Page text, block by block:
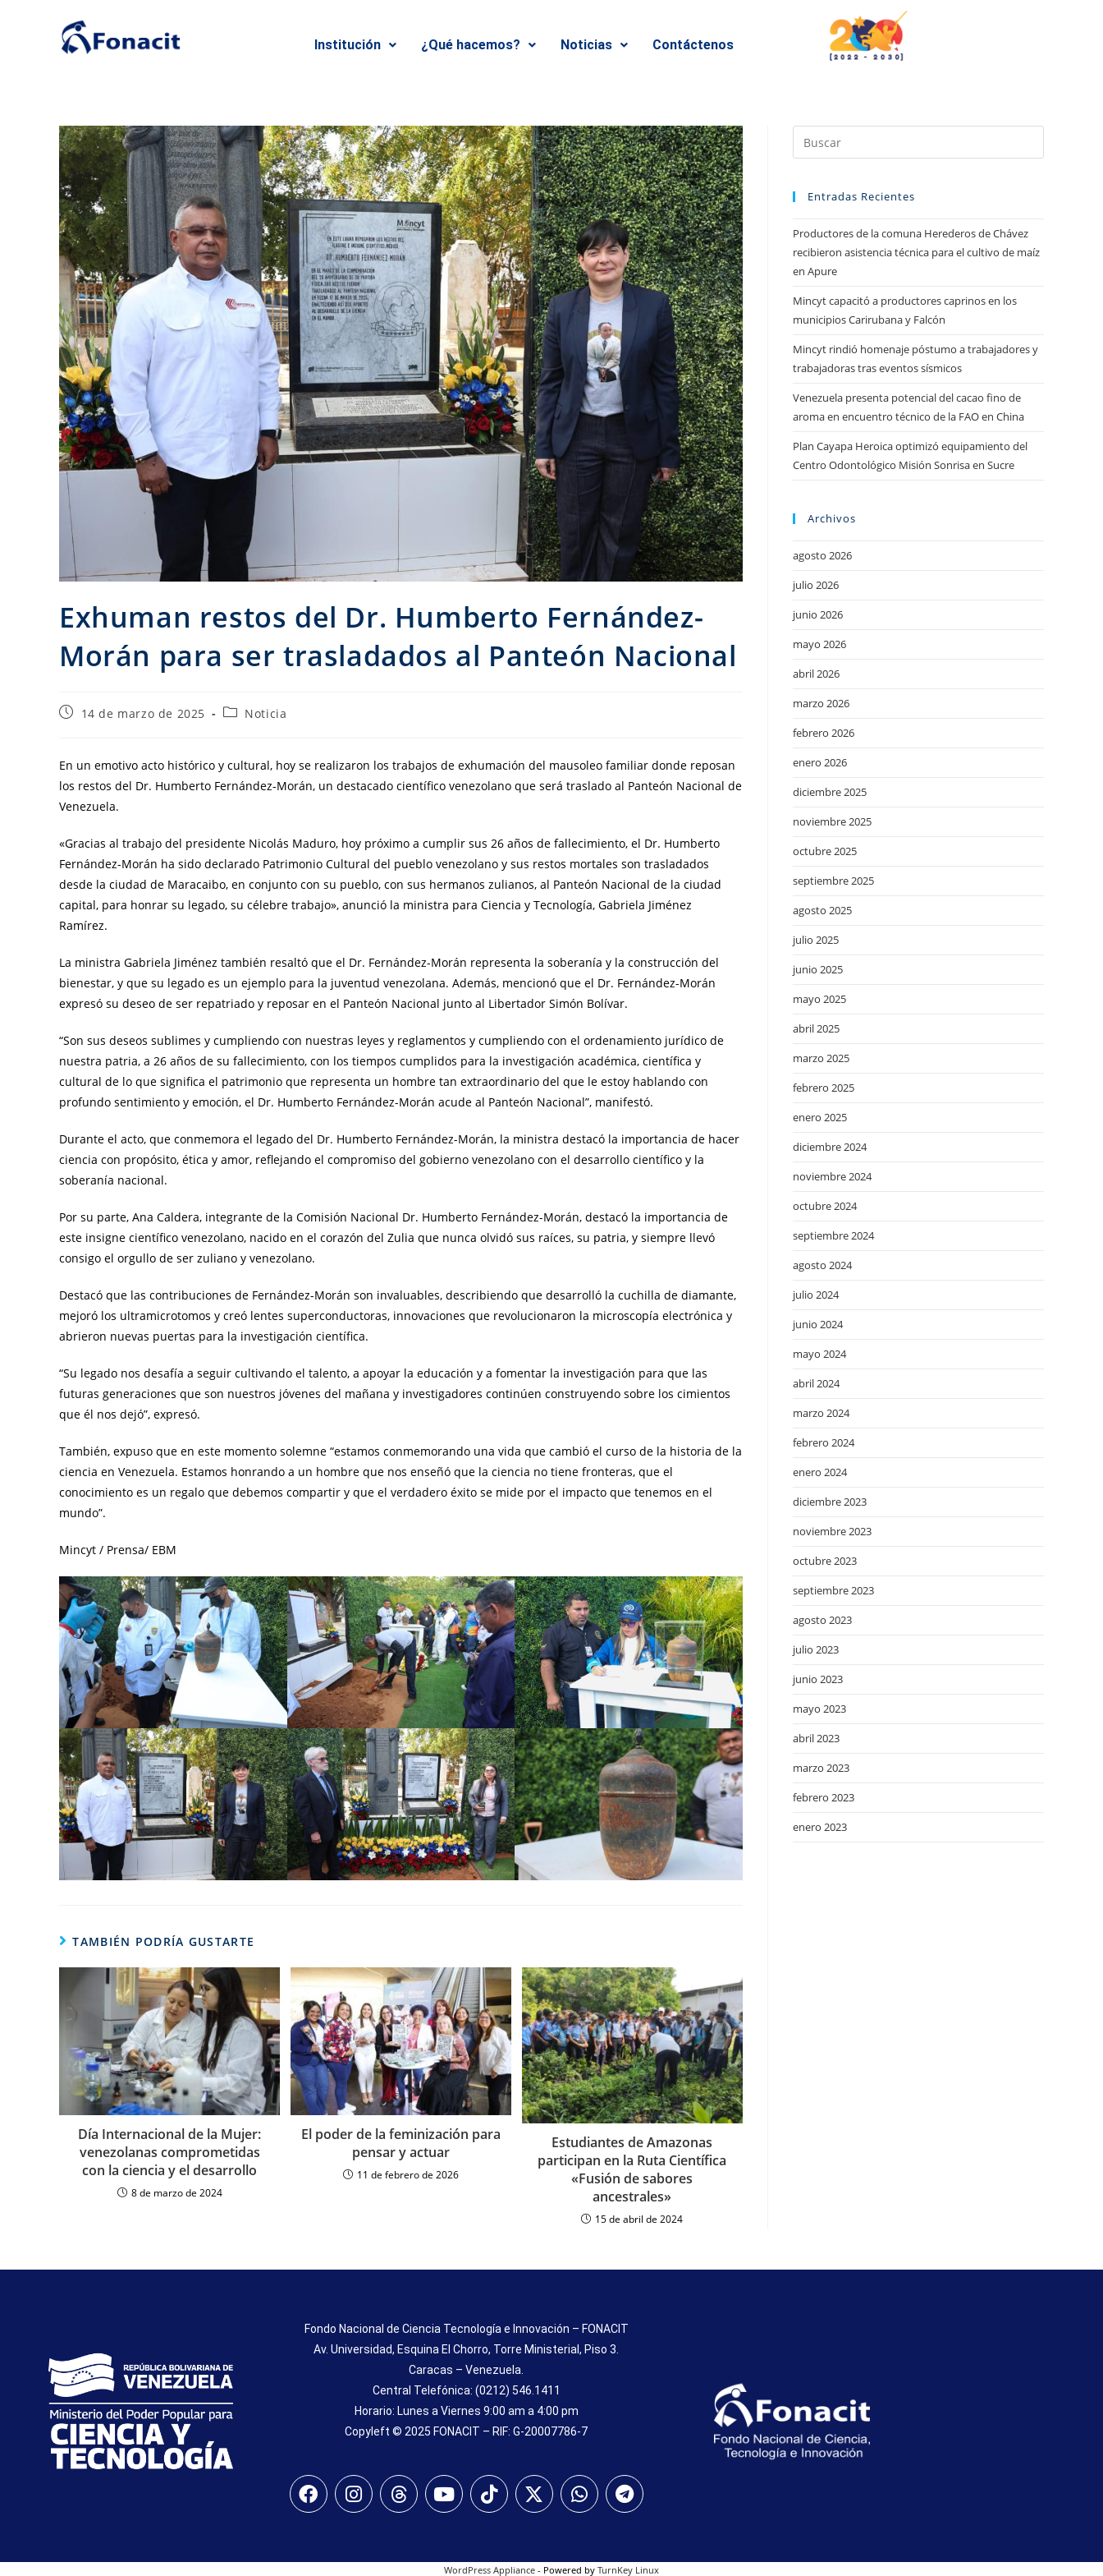
Institución ¿Qué hacemos? Noticias Contáctenos
Exhuman restos del Dr. Humberto Fernández-
Morán para ser trasladados al Panteón Nacional
14 de marzo de 2025 Noticia
En un emotivo acto histórico y cultural, hoy se realizaron los trabajos de exhumación del mausoleo familiar donde reposan
los restos del Dr. Humberto Fernández-Morán, un destacado científico venezolano que será traslado al Panteón Nacional de
Venezuela.
«Gracias al trabajo del presidente Nicolás Maduro, hoy próximo a cumplir sus 26 años de fallecimiento, el Dr. Humberto
Fernández-Morán ha sido declarado Patrimonio Cultural del pueblo venezolano y sus restos mortales son trasladados
desde la ciudad de Maracaibo, en conjunto con su pueblo, con sus hermanos zulianos, al Panteón Nacional de la ciudad
capital, para honrar su legado, su célebre trabajo», anunció la ministra para Ciencia y Tecnología, Gabriela Jiménez
Ramírez.
La ministra Gabriela Jiménez también resaltó que el Dr. Fernández-Morán representa la soberanía y la construcción del
bienestar, y que su legado es un ejemplo para la juventud venezolana. Además, mencionó que el Dr. Fernández-Morán
expresó su deseo de ser repatriado y reposar en el Panteón Nacional junto al Libertador Simón Bolívar.
“Son sus deseos sublimes y cumpliendo con nuestras leyes y reglamentos y cumpliendo con el ordenamiento jurídico de
nuestra patria, a 26 años de su fallecimiento, con los tiempos cumplidos para la investigación académica, científica y
cultural de lo que significa el patrimonio que representa un hombre tan extraordinario del que le estoy hablando con
profundo sentimiento y emoción, el Dr. Humberto Fernández-Morán acude al Panteón Nacional”, manifestó.
Durante el acto, que conmemora el legado del Dr. Humberto Fernández-Morán, la ministra destacó la importancia de hacer
ciencia con propósito, ética y amor, reflejando el compromiso del gobierno venezolano con el desarrollo científico y la
soberanía nacional.
Por su parte, Ana Caldera, integrante de la Comisión Nacional Dr. Humberto Fernández-Morán, destacó la importancia de
este insigne científico venezolano, nacido en el corazón del Zulia que nunca olvidó sus raíces, su patria, y siempre llevó
consigo el orgullo de ser zuliano y venezolano.
Destacó que las contribuciones de Fernández-Morán son invaluables, describiendo que desarrolló la cuchilla de diamante,
mejoró los ultramicrotomos y creó lentes superconductoras, innovaciones que revolucionaron la microscopía electrónica y
abrieron nuevas puertas para la investigación científica.
“Su legado nos desafía a seguir cultivando el talento, a apoyar la educación y a fomentar la investigación para que las
futuras generaciones que son nuestros jóvenes del mañana y investigadores continúen construyendo sobre los cimientos
que él nos dejó”, expresó.
También, expuso que en este momento solemne “estamos conmemorando una vida que cambió el curso de la historia de la
ciencia en Venezuela. Estamos honrando a un hombre que nos enseñó que la ciencia no tiene fronteras, que el
conocimiento es un regalo que debemos compartir y que el verdadero éxito se mide por el impacto que tenemos en el
mundo”.
Mincyt / Prensa/ EBM
TAMBIÉN PODRÍA GUSTARTE
Día Internacional de la Mujer:
venezolanas comprometidas
con la ciencia y el desarrollo
8 de marzo de 2024
El poder de la feminización para
pensar y actuar
11 de febrero de 2026
Estudiantes de Amazonas
participan en la Ruta Científica
«Fusión de sabores
ancestrales»
15 de abril de 2024
Entradas Recientes
Productores de la comuna Herederos de Chávez
recibieron asistencia técnica para el cultivo de maíz
en Apure
Mincyt capacitó a productores caprinos en los
municipios Carirubana y Falcón
Mincyt rindió homenaje póstumo a trabajadores y
trabajadoras tras eventos sísmicos
Venezuela presenta potencial del cacao fino de
aroma en encuentro técnico de la FAO en China
Plan Cayapa Heroica optimizó equipamiento del
Centro Odontológico Misión Sonrisa en Sucre
Archivos
agosto 2026
julio 2026
junio 2026
mayo 2026
abril 2026
marzo 2026
febrero 2026
enero 2026
diciembre 2025
noviembre 2025
octubre 2025
septiembre 2025
agosto 2025
julio 2025
junio 2025
mayo 2025
abril 2025
marzo 2025
febrero 2025
enero 2025
diciembre 2024
noviembre 2024
octubre 2024
septiembre 2024
agosto 2024
julio 2024
junio 2024
mayo 2024
abril 2024
marzo 2024
febrero 2024
enero 2024
diciembre 2023
noviembre 2023
octubre 2023
septiembre 2023
agosto 2023
julio 2023
junio 2023
mayo 2023
abril 2023
marzo 2023
febrero 2023
enero 2023
Fondo Nacional de Ciencia Tecnología e Innovación – FONACIT
Av. Universidad, Esquina El Chorro, Torre Ministerial, Piso 3.
Caracas – Venezuela.
Central Telefónica: (0212) 546.1411
Horario: Lunes a Viernes 9:00 am a 4:00 pm
Copyleft © 2025 FONACIT – RIF: G-20007786-7
WordPress Appliance - Powered by TurnKey Linux